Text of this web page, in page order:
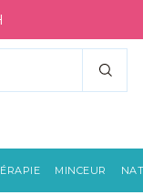
MINCEUR